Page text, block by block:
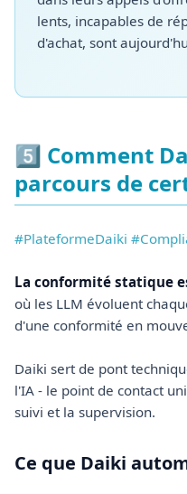
lents, incapables de
d'achat, sont
5️⃣ Comment
parcours de
#PlateformeDaiki
La conformité statique
où les LLM évoluent
d'une conformité en
Daiki sert de pont
l'IA - le point de contact
suivi et la supervision.
Ce que Daiki